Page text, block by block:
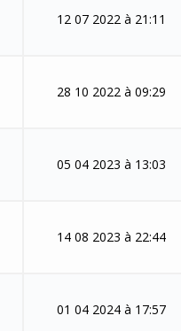
12 07 2022 à 21:11
28 10 2022 à 09:29
05 04 2023 à 13:03
14 08 2023 à 22:44
01 04 2024 à 17:57